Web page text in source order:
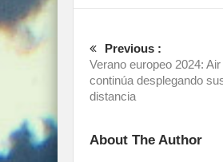
Previous :
Verano europeo 2024:
continúa desplegando
distancia
About The Author